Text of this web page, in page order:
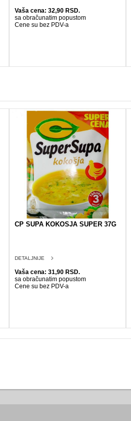
Vaša cena: 32,90 RSD.
sa obračunatim popustom
Cene su bez PDV-a
CP SUPA KOKOSJA SUPER 37G
DETALJNIJE
Vaša cena: 31,90 RSD.
sa obračunatim popustom
Cene su bez PDV-a